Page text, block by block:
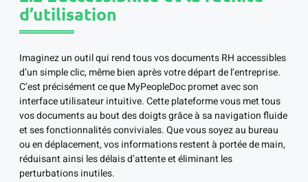
d’utilisation
Imaginez un outil qui rend tous vos documents RH accessibles
d’un simple clic, même bien après votre départ de l’entreprise.
C’est précisément ce que MyPeopleDoc promet avec son
interface utilisateur intuitive. Cette plateforme vous met tous
vos documents au bout des doigts grâce à sa navigation fluide
et ses fonctionnalités conviviales. Que vous soyez au bureau
ou en déplacement, vos informations restent à portée de main,
réduisant ainsi les délais d’attente et éliminant les
perturbations inutiles.